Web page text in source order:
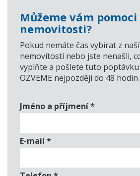
Můžeme vám
nemovitosti?
Pokud nemáte čas vybírat z
nemovitostí nebo jste nenašli,
vyplňte a pošlete tuto poptávku
OZVEME nejpozději do 48
Jméno a příjmení*
E-mail *